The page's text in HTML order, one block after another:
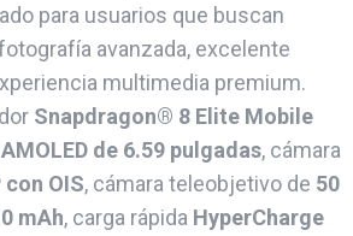
para usuarios que buscan
avanzada, excelente
multimedia premium.
Snapdragon® 8 Elite Mobile
AMOLED de 6.59 pulgadas, cámara
con OIS, cámara teleobjetivo de 50
mAh, carga rápida HyperCharge